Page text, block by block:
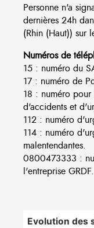
Personne n'a
dernières 24h
(Rhin (Haut)) sur
Numéros de
15 : numéro du
17 : numéro de
18 : numéro
d'accidents et
112 : numéro
114 : numéro
malentendantes.
0800473333 :
l'entreprise
Evolution des